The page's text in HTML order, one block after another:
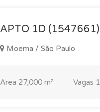
APTO 1D (1547661)
Moema / São Paulo
Area 27,000 m² Vagas 1